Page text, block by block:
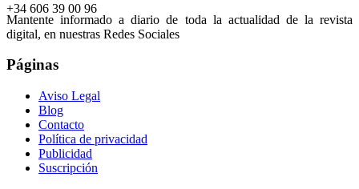
+34 606 39 00 96
Mantente informado a diario de toda la actualidad de la revista
digital, en nuestras Redes Sociales
Páginas
Aviso Legal
Blog
Contacto
Política de privacidad
Publicidad
Suscripción